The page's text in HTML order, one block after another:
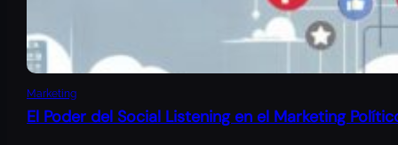
Marketing
El Poder del Social Listening en el Marketing